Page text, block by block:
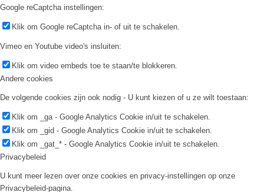
Google reCaptcha instellingen:
Klik om Google reCaptcha in- of uit te schakelen.
Vimeo en Youtube video's insluiten:
Klik om video embeds toe te staan/te blokkeren.
Andere cookies
De volgende cookies zijn ook nodig - U kunt kiezen of u ze wilt toestaan:
Klik om _ga - Google Analytics Cookie in/uit te schakelen.
Klik om _gid - Google Analytics Cookie in/uit te schakelen.
Klik om _gat_* - Google Analytics Cookie in/uit te schakelen.
Privacybeleid
U kunt meer lezen over onze cookies en privacy-instellingen op onze
Privacybeleid-pagina.